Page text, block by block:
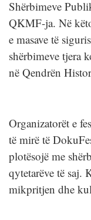
Shërbimeve
QKMF-ja. Në
e masave të
shërbimeve tjera
në Qendrën
Organizatorët e
të mirë të
plotësojë me
qytetarëve të saj.
mikpritjen dhe